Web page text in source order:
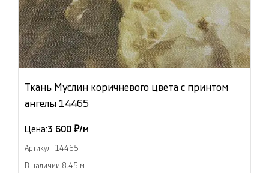
Ткань Муслин коричневого цвета с принтом
ангелы 14465
Цена:3 600 ₽/м
Артикул: 14465
В наличии 8.45 м